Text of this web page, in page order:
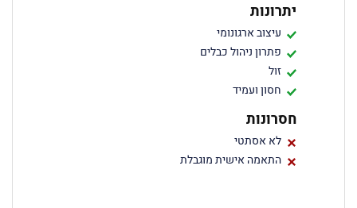
יתרונות
עיצוב ארגונומי
פתרון ניהול כבלים
זול
חסון ועמיד
חסרונות
לא אסתטי
התאמה אישית מוגבלת